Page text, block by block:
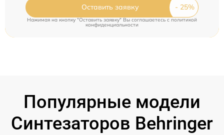
Оставить заявку
Нажимая на кнопку "Оставить заявку" Вы соглашаетесь c политикой
конфиденциальности
Популярные модели
Синтезаторов Behringer